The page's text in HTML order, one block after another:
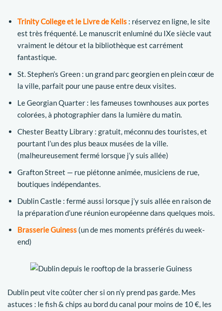
Trinity College et le Livre de Kells : réservez en ligne, le site
est très fréquenté. Le manuscrit enluminé du IXe siècle vaut
vraiment le détour et la bibliothèque est carrément
fantastique.
St. Stephen’s Green : un grand parc georgien en plein cœur de
la ville, parfait pour une pause entre deux visites.
Le Georgian Quarter : les fameuses townhouses aux portes
colorées, à photographier dans la lumière du matin.
Chester Beatty Library : gratuit, méconnu des touristes, et
pourtant l’un des plus beaux musées de la ville.
(malheureusement fermé lorsque j’y suis allée)
Grafton Street — rue piétonne animée, musiciens de rue,
boutiques indépendantes.
Dublin Castle : fermé aussi lorsque j’y suis allée en raison de
la préparation d’une réunion européenne dans quelques mois.
Brasserie Guiness (un de mes moments préférés du week-
end)
Dublin peut vite coûter cher si on n’y prend pas garde. Mes
astuces : le fish & chips au bord du canal pour moins de 10 €, les